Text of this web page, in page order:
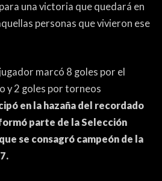
una victoria que quedará en
personas que vivieron ese
marcó 8 goles por el
y 2 goles por torneos
en la hazaña del recordado
parte de la Selección
se consagró campeón de la